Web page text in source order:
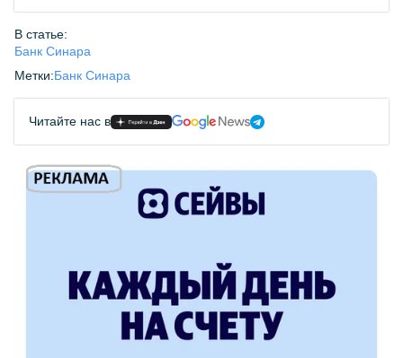
В статье:
Банк Синара
Метки:Банк Синара
Читайте нас в